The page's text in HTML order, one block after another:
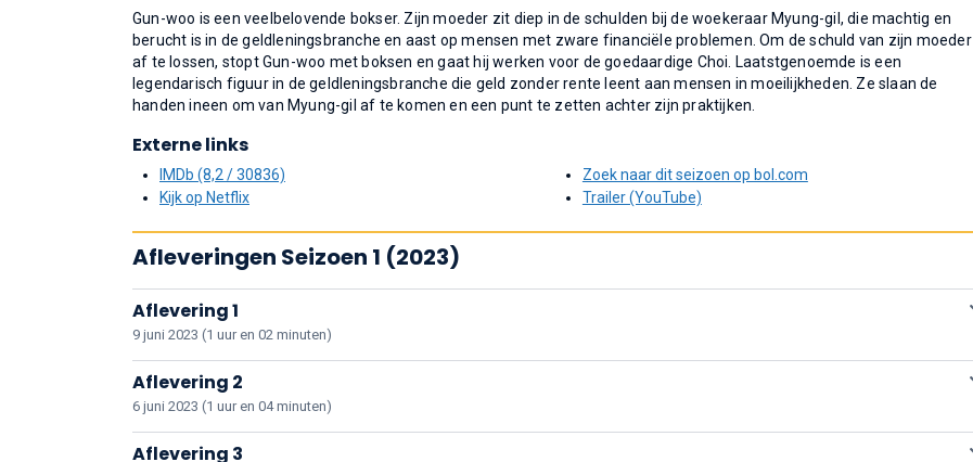
Gun-woo is een veelbelovende bokser. Zijn moeder zit diep in de schulden bij de woekeraar Myung-gil, die machtig en
berucht is in de geldleningsbranche en aast op mensen met zware financiële problemen. Om de schuld van zijn moeder
af te lossen, stopt Gun-woo met boksen en gaat hij werken voor de goedaardige Choi. Laatstgenoemde is een
legendarisch figuur in de geldleningsbranche die geld zonder rente leent aan mensen in moeilijkheden. Ze slaan de
handen ineen om van Myung-gil af te komen en een punt te zetten achter zijn praktijken.
Externe links
IMDb (8,2 / 30836)
Kijk op Netflix
Zoek naar dit seizoen op bol.com
Trailer (YouTube)
Afleveringen Seizoen 1 (2023)
Aflevering 1
9 juni 2023 (1 uur en 02 minuten)
Aflevering 2
6 juni 2023 (1 uur en 04 minuten)
Aflevering 3